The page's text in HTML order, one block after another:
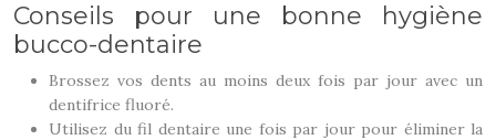
Conseils pour une bonne hygiène
bucco-dentaire
Brossez vos dents au moins deux fois par jour avec un
dentifrice fluoré.
Utilisez du fil dentaire une fois par jour pour éliminer la